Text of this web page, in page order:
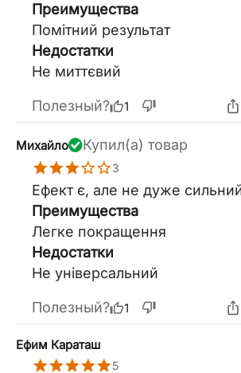
Преимущества
Помітний результат
Недостатки
Не миттєвий
Полезный? 1
Михайло Купил(а) товар
3
Ефект є, але не дуже
Преимущества
Легке покращення
Недостатки
Не універсальний
Полезный? 1
Ефим Караташ
5